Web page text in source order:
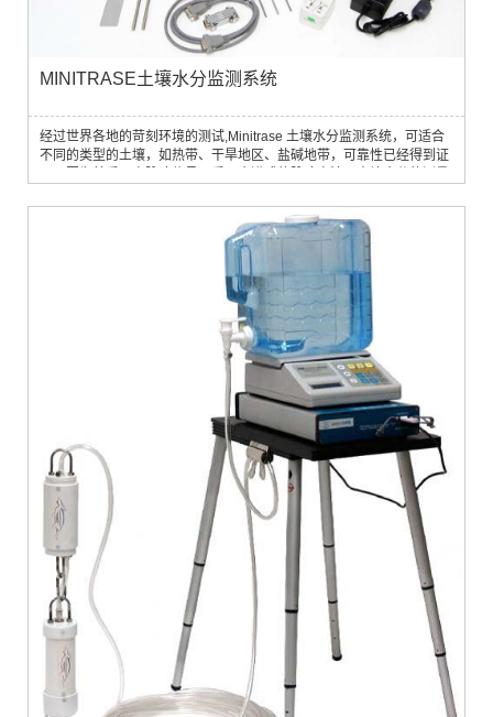
MINITRASE土壤水分监测系统
经过世界各地的苛刻环境的测试,Minitrase 土壤水分监测系统，可适合
不同的类型的土壤，如热带、干旱地区、盐碱地带，可靠性已经得到证
下 为 Minitrase 的详细介绍，附有应用实例介绍。